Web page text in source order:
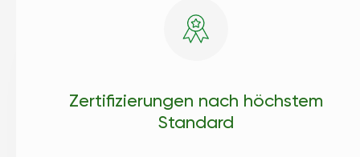
Zertifizierungen nach höchstem
Standard